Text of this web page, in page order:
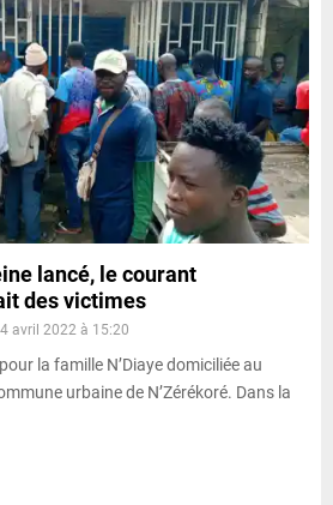
lancé, le courant
des victimes
avril 2022 à 15:20
la famille N’Diaye domiciliée au
urbaine de N’Zérékoré. Dans la